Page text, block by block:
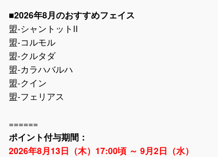
■2026年8月のおすすめフェイス
盟-シャントットII
盟-コルモル
盟-クルタダ
盟-カラハバルハ
盟-クイン
盟-フェリアス
======
ポイント付与期間：
2026年8月13日（木）17:00頃 ～ 9月2日（水）